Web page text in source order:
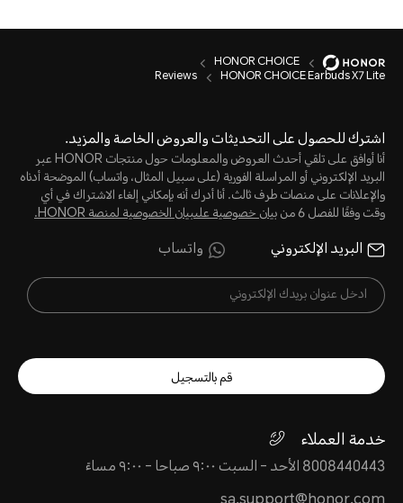
HONOR CHOICE
HONOR CHOICE Earbuds X7 Lite
Reviews
اشترك للحصول على التحديثات والعروض الخاصة والمزيد.
أنا أوافق على تلقي أحدث العروض والمعلومات حول منتجات HONOR عبر
البريد الإلكتروني أو المراسلة الفورية (على سبيل المثال، واتساب) الموضحة أدناه
والإعلانات على منصات طرف ثالث. أنا أدرك أنه بإمكاني إلغاء الاشتراك في أي
وقت وفقًا للفصل 6 من
بيان خصوصية علىبيان الخصوصية لمنصة HONOR‬.
البريد الإلكتروني واتساب
قم بالتسجيل
خدمة العملاء
8008440443 الأحد - السبت ٩:٠٠ صباحا - ٩:٠٠ مساءً